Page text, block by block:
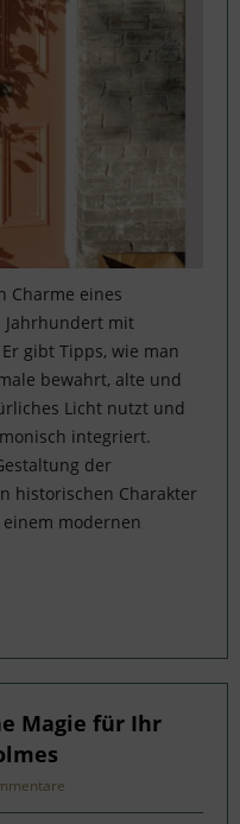
Charme eines
Jahrhundert mit
gibt Tipps, wie man
bewahrt, alte und
Licht nutzt und
integriert.
der
historischen Charakter
modernen
Magie für Ihr